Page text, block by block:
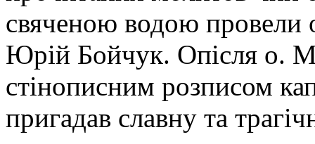
свяченою водою
Юрій Бойчук. Опісля о.
стінописним розписом
пригадав славну та